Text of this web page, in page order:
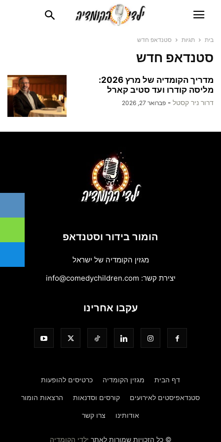
בית תגיות סטנדאפ חדש
סטנדאפ חדש
מדריך הקומדיה של מרץ 2026:
מליסה קודרו ועד סטיב קארל
דרור ניר קסטל - פברואר 27, 2026
הומור בידור וסטנדאפ
מגזין הקומדיה של ישראל
יצירת קשר: info@comedychildren.com
עקבו אחרינו
דף הבית מגזין הקומדיה כרטיסים להופעות
סטנדאפיסטים לאירועים קורסים וסדנאות הרצאות הומור
אודותינו צרו קשר
© כל הזכויות שמורות לאתר ילדי הקומדיה